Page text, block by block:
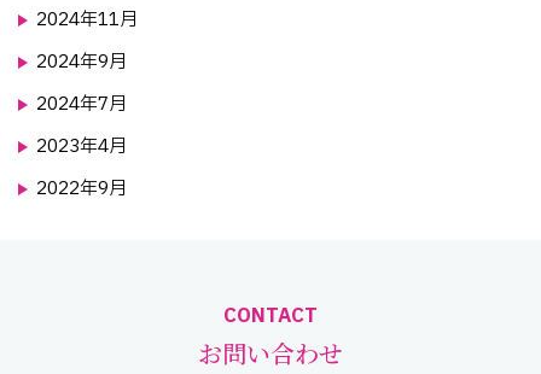
2024年11月
2024年9月
2024年7月
2023年4月
2022年9月
CONTACT
お問い合わせ